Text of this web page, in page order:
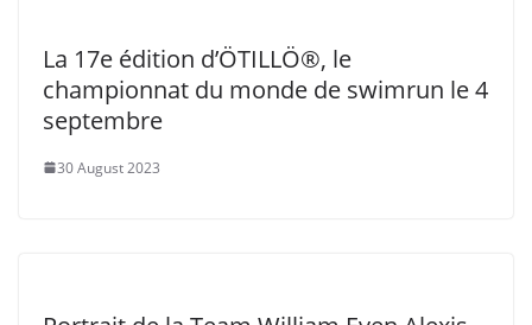
La 17e édition d’ÖTILLÖ®, le
championnat du monde de swimrun le 4
septembre
30 August 2023